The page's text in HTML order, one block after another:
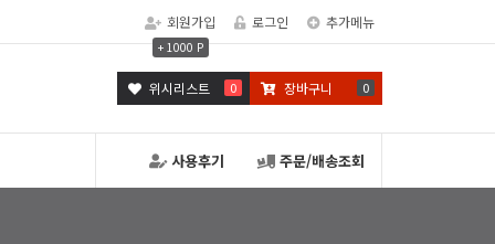
회원가입
+ 1000 P
로그인 추가메뉴
위시리스트 0 장바구니 0
주문/배송조회
사용후기